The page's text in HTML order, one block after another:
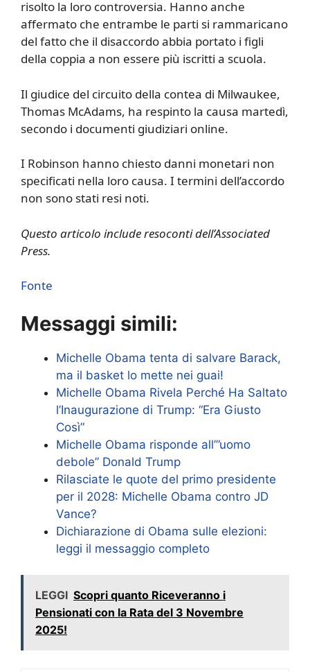
risolto la loro controversia. Hanno anche
affermato che entrambe le parti si rammaricano
del fatto che il disaccordo abbia portato i figli
della coppia a non essere più iscritti a scuola.
Il giudice del circuito della contea di Milwaukee,
Thomas McAdams, ha respinto la causa martedì,
secondo i documenti giudiziari online.
I Robinson hanno chiesto danni monetari non
specificati nella loro causa. I termini dell’accordo
non sono stati resi noti.
Questo articolo include resoconti dell’Associated
Press.
Fonte
Messaggi simili:
Michelle Obama tenta di salvare Barack,
ma il basket lo mette nei guai!
Michelle Obama Rivela Perché Ha Saltato
l’Inaugurazione di Trump: “Era Giusto
Così”
Michelle Obama risponde all’”uomo
debole” Donald Trump
Rilasciate le quote del primo presidente
per il 2028: Michelle Obama contro JD
Vance?
Dichiarazione di Obama sulle elezioni:
leggi il messaggio completo
LEGGI Scopri quanto Riceveranno i
Pensionati con la Rata del 3 Novembre
2025!